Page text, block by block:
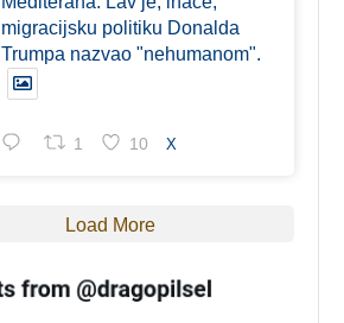
migracijsku politiku Donalda
Trumpa nazvao "nehumanom".
1 10 X
Load More